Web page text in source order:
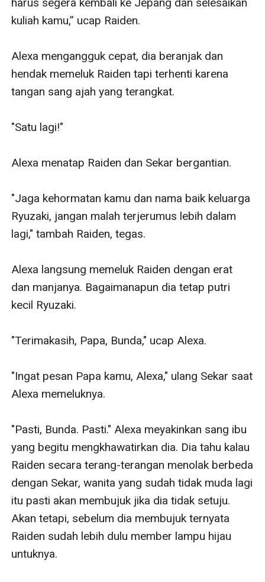
harus segera kembali ke Jepang dan selesaikan
kuliah kamu,” ucap Raiden.
Alexa mengangguk cepat, dia beranjak dan
hendak memeluk Raiden tapi terhenti karena
tangan sang ajah yang terangkat.
"Satu lagi!"
Alexa menatap Raiden dan Sekar bergantian.
"Jaga kehormatan kamu dan nama baik keluarga
Ryuzaki, jangan malah terjerumus lebih dalam
lagi," tambah Raiden, tegas.
Alexa langsung memeluk Raiden dengan erat
dan manjanya. Bagaimanapun dia tetap putri
kecil Ryuzaki.
"Terimakasih, Papa, Bunda," ucap Alexa.
"Ingat pesan Papa kamu, Alexa," ulang Sekar saat
Alexa memeluknya.
"Pasti, Bunda. Pasti." Alexa meyakinkan sang ibu
yang begitu mengkhawatirkan dia. Dia tahu kalau
Raiden secara terang-terangan menolak berbeda
dengan Sekar, wanita yang sudah tidak muda lagi
itu pasti akan membujuk jika dia tidak setuju.
Akan tetapi, sebelum dia membujuk ternyata
Raiden sudah lebih dulu member lampu hijau
untuknya.